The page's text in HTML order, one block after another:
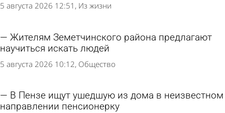
5 августа 2026 12:51 Из жизни
Жителям Земетчинского района предлагают
научиться искать людей
5 августа 2026 10:12 Общество
В Пензе ищут ушедшую из дома в неизвестном
направлении пенсионерку